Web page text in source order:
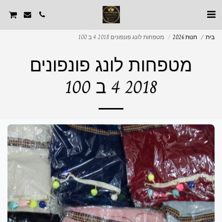
בית חנות 2026 מטפחות לונג פונפונים 2018 4 ב 100
מטפחות לונג פונפונים
2018 4 ב 100